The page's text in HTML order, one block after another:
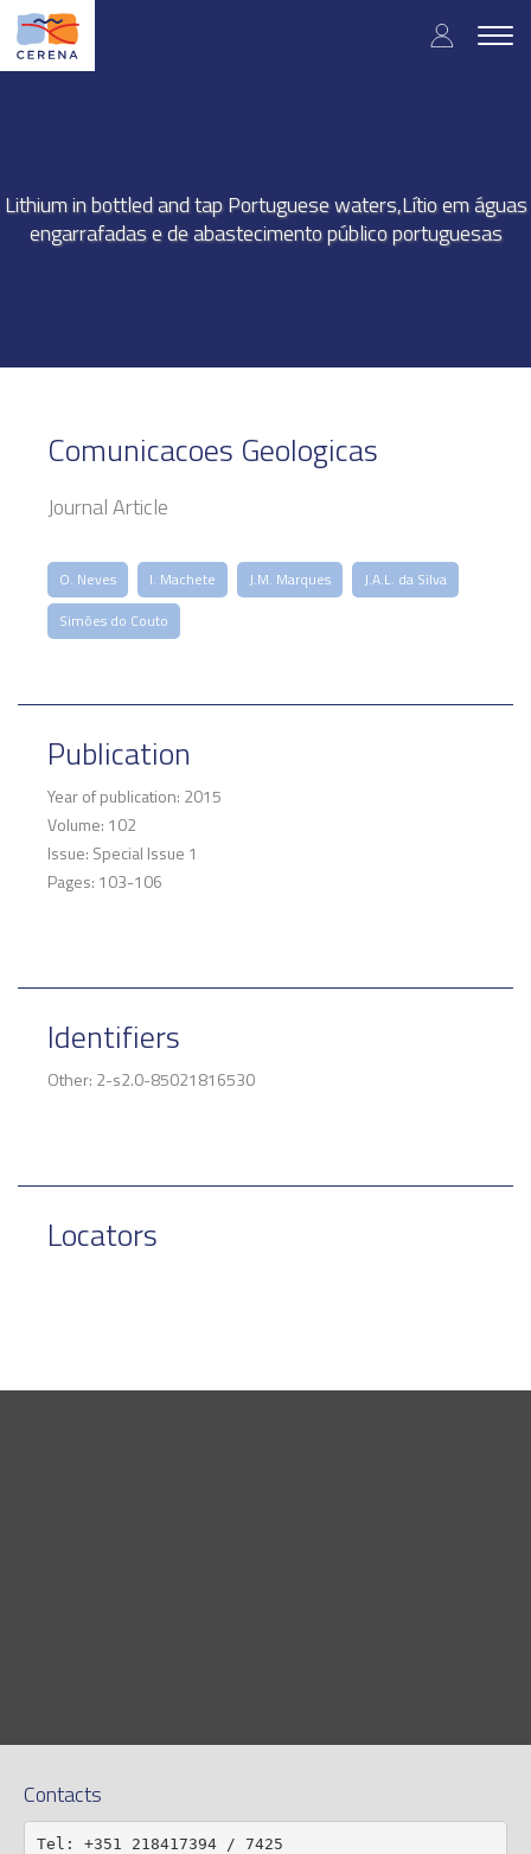
Skip
main
User
Lithium in bottled and tap Portuguese waters,Lítio em águas
engarrafadas e de abastecimento público portuguesas
Comunicacoes Geologicas
Journal Article
O. Neves I. Machete J.M. Marques
J.A.L. da Silva
Simões do Couto
Publication
Year of publication: 2015
Volume: 102
Issue: Special Issue 1
Pages: 103-106
Identifiers
Other: 2-s2.0-85021816530
Locators
Contacts
Tel: +351 218417394 / 7425